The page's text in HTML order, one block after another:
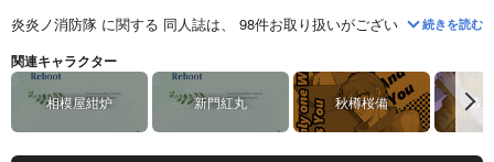
炎炎ノ消防隊 に関する 同人誌は、 98件お取り扱いがございます。「I'm
『炎炎ノ消防隊』は大久保篤先生が手掛ける週刊少年マガジン連載のサ
続きを読む
関連キャラクター
相模屋紺炉 新門紅丸 秋樽桜備 森